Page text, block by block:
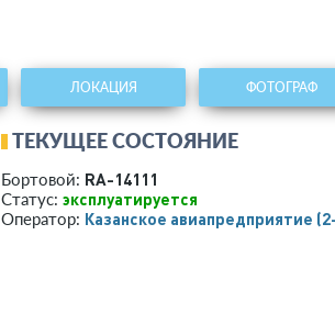
ЛОКАЦИЯ ФОТОГРАФ
ТЕКУЩЕЕ СОСТОЯНИЕ
Бортовой: RA-14111
Статус: эксплуатируется
Оператор: Казанское авиапредприятие